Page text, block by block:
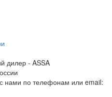
дилер - ASSA
нами по телефонам или email: